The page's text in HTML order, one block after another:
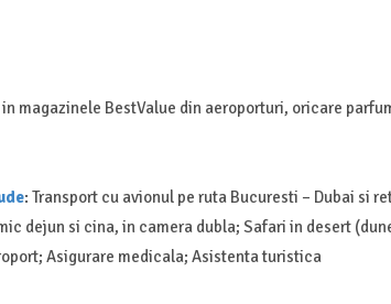
magazinele BestValue din aeroporturi, oricare
: Transport cu avionul pe ruta Bucuresti – Dubai si
dejun si cina, in camera dubla; Safari in desert
Asigurare medicala; Asistenta turistica